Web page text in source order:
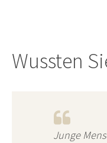
Wussten
Junge